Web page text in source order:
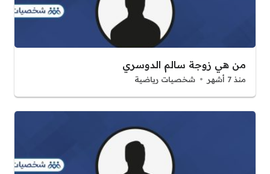
من هي زوجة سالم الدوسري
منذ 7 أشهر شخصيات رياضية